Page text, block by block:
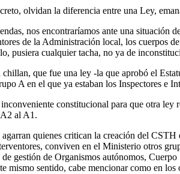
olvidan la diferencia entre una Ley,
nos encontraríamos ante una
de la Administración local, los
pusiera cualquier tacha, no ya de
que fue una ley -la que aprobó el
A en el que ya estaban los Inspectores e
constitucional para que otra
al A1.
quienes critican la creación del CSTH
conviven en el Ministerio otros
gestión de Organismos autónomos,
mismo sentido, cabe mencionar como en